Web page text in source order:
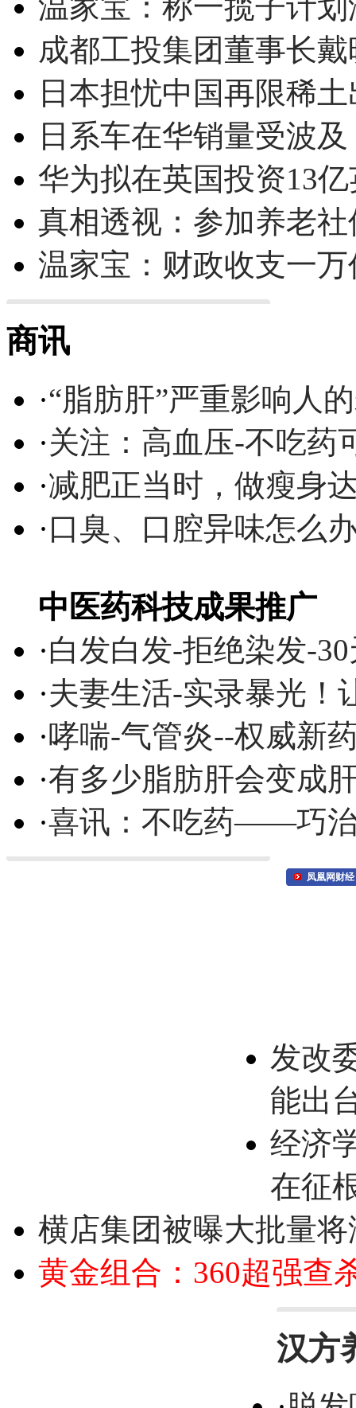
温家宝：称一揽子计
成都工投集团董事长
日本担忧中国再限稀
日系车在华销量受波
华为拟在英国投资13
真相透视：参加养老
温家宝：财政收支一
商讯
·“脂肪肝”严重影响人
·关注：高血压-不吃药
·减肥正当时，做瘦身
·口臭、口腔异味怎么
中医药科技成果推广
·白发白发-拒绝染发-
·夫妻生活-实录暴光！
·哮喘-气管炎--权威新
·有多少脂肪肝会变成
·喜讯：不吃药——巧
凤凰网财经
发改
能出
经济
在征
横店集团被曝大批量
黄金组合：360超强查
汉方